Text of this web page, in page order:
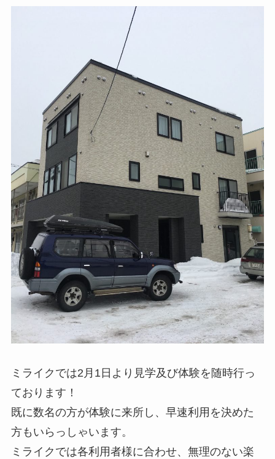
ミライクでは2月1日より見学及び体験を随時行っ
ております！
既に数名の方が体験に来所し、早速利用を決めた
方もいらっしゃいます。
ミライクでは各利用者様に合わせ、無理のない楽